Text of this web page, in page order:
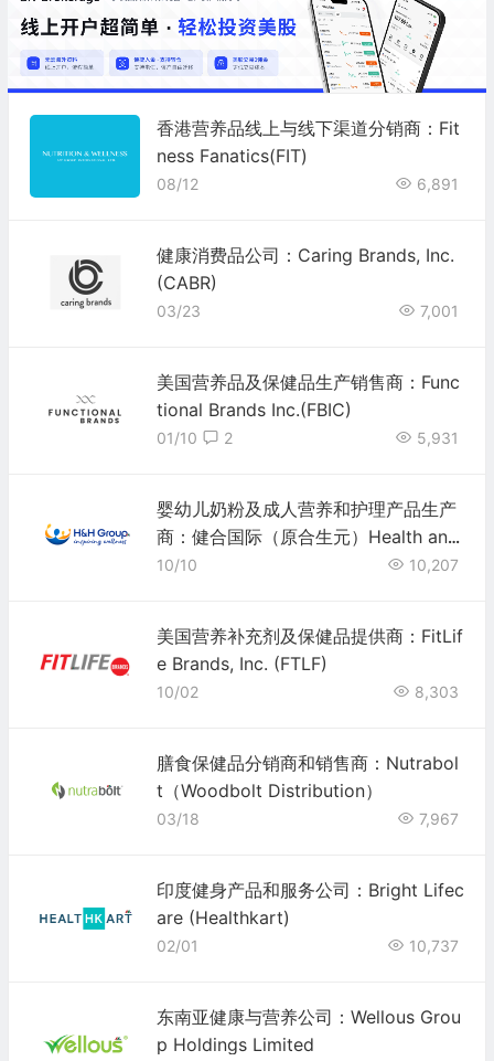
香港营养品线上与线下渠道分销商：Fit
ness Fanatics(FIT)
08/12 6,891
健康消费品公司：Caring Brands, Inc.
(CABR)
03/23 7,001
美国营养品及保健品生产销售商：Func
tional Brands Inc.(FBIC)
01/10 5,931
2
婴幼儿奶粉及成人营养和护理产品生产
商：健合国际（原合生元）Health and
Happiness (H&H)
10/10 10,207
美国营养补充剂及保健品提供商：FitLif
e Brands, Inc. (FTLF)
10/02 8,303
膳食保健品分销商和销售商：Nutrabol
t（Woodbolt Distribution）
03/18 7,967
印度健身产品和服务公司：Bright Lifec
are (Healthkart)
02/01 10,737
东南亚健康与营养公司：Wellous Grou
p Holdings Limited